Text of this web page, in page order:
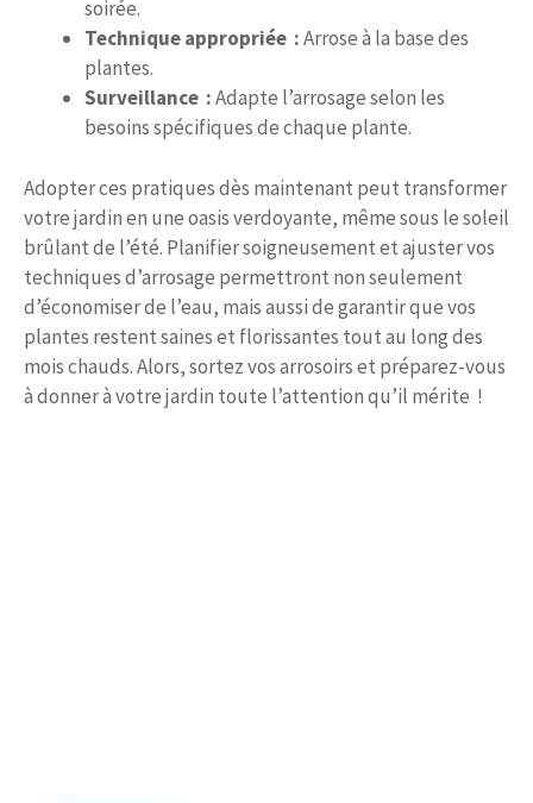
soirée.
Technique appropriée :Arrose à la base des
plantes.
Surveillance :Adapte l’arrosage selon les
besoins spécifiques de chaque plante.
Adopter ces pratiques dès maintenant peut transformer
votre jardin en une oasis verdoyante, même sous le soleil
brûlant de l’été. Planifier soigneusement et ajuster vos
techniques d’arrosage permettront non seulement
d’économiser de l’eau, mais aussi de garantir que vos
plantes restent saines et florissantes tout au long des
mois chauds. Alors, sortez vos arrosoirs et préparez-vous
à donner à votre jardin toute l’attention qu’il mérite !